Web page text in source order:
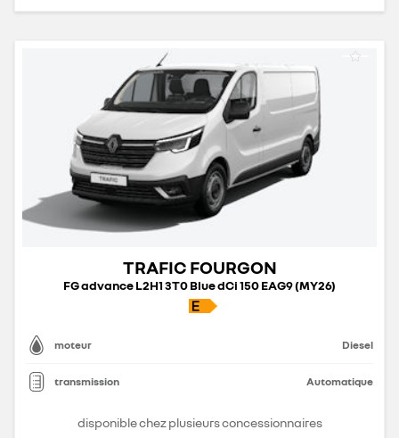
TRAFIC FOURGON
FG advance L2H1 3T0 Blue dCi 150 EAG9 (MY26)
moteur Diesel
transmission Automatique
disponible chez plusieurs concessionnaires